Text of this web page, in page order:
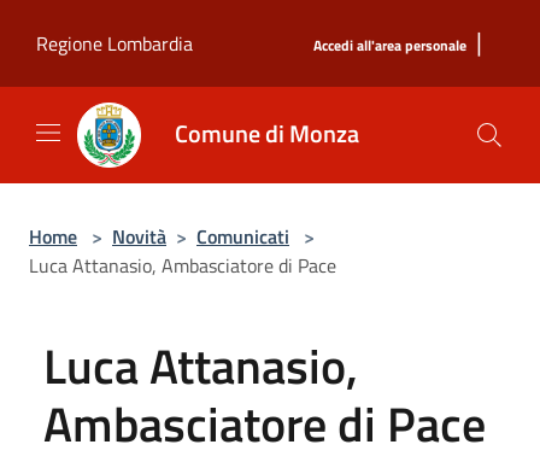
Regione Lombardia
Accedi all'area personale |
Comune di Monza
Home > Novità > Comunicati >
Luca Attanasio, Ambasciatore di Pace
Luca Attanasio,
Ambasciatore di Pace